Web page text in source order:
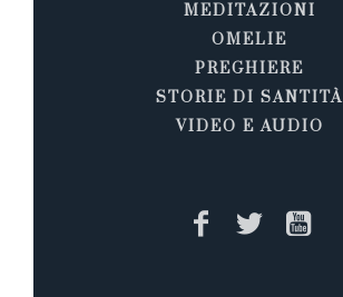
MEDITAZIONI
OMELIE
PREGHIERE
STORIE DI SANTITÀ
VIDEO E AUDIO